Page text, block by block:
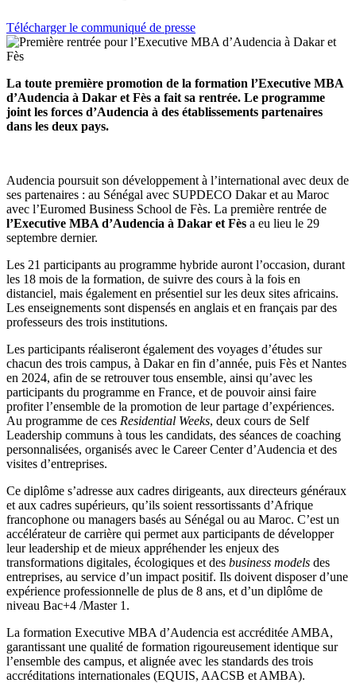
Télécharger le communiqué de presse
La toute première promotion de la formation l’Executive MBA
d’Audencia à Dakar et Fès a fait sa rentrée. Le programme
joint les forces d’Audencia à des établissements partenaires
dans les deux pays.
Audencia poursuit son développement à l’international avec deux de
ses partenaires : au Sénégal avec SUPDECO Dakar et au Maroc
avec l’Euromed Business School de Fès. La première rentrée de
l’Executive MBA d’Audencia à Dakar et Fès a eu lieu le 29
septembre dernier.
Les 21 participants au programme hybride auront l’occasion, durant
les 18 mois de la formation, de suivre des cours à la fois en
distanciel, mais également en présentiel sur les deux sites africains.
Les enseignements sont dispensés en anglais et en français par des
professeurs des trois institutions.
Les participants réaliseront également des voyages d’études sur
chacun des trois campus, à Dakar en fin d’année, puis Fès et Nantes
en 2024, afin de se retrouver tous ensemble, ainsi qu’avec les
participants du programme en France, et de pouvoir ainsi faire
profiter l’ensemble de la promotion de leur partage d’expériences.
Au programme de ces Residential Weeks, deux cours de Self
Leadership communs à tous les candidats, des séances de coaching
personnalisées, organisés avec le Career Center d’Audencia et des
visites d’entreprises.
Ce diplôme s’adresse aux cadres dirigeants, aux directeurs généraux
et aux cadres supérieurs, qu’ils soient ressortissants d’Afrique
francophone ou managers basés au Sénégal ou au Maroc. C’est un
accélérateur de carrière qui permet aux participants de développer
leur leadership et de mieux appréhender les enjeux des
transformations digitales, écologiques et des business models des
entreprises, au service d’un impact positif. Ils doivent disposer d’une
expérience professionnelle de plus de 8 ans, et d’un diplôme de
niveau Bac+4 /Master 1.
La formation Executive MBA d’Audencia est accréditée AMBA,
garantissant une qualité de formation rigoureusement identique sur
l’ensemble des campus, et alignée avec les standards des trois
accréditations internationales (EQUIS, AACSB et AMBA).